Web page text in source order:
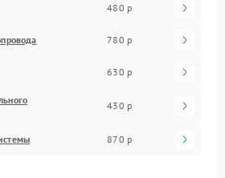
480 р
780 р
630 р
430 р
870 р